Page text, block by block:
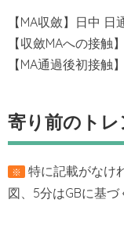
【MA収斂】日中 日
【収斂MAへの接触
【MA通過後初接触
寄り前のト
※
特に記載がなけ
図、5分はGBに基づ